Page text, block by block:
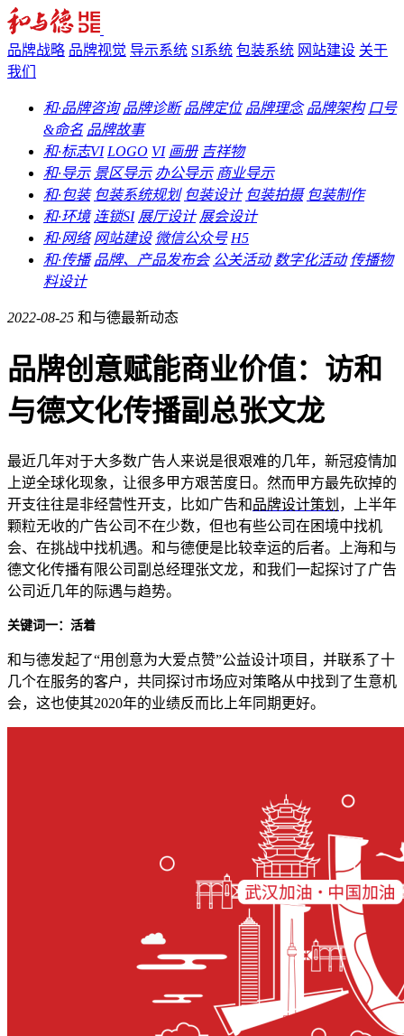
品牌战略 品牌视觉 导示系统 SI系统 包装系统 网站建设 关于
我们
和·品牌咨询 品牌诊断 品牌定位 品牌理念 品牌架构 口号
&命名 品牌故事
和·标志VI LOGO VI 画册 吉祥物
和·导示 景区导示 办公导示 商业导示
和·包装 包装系统规划 包装设计 包装拍摄 包装制作
和·环境 连锁SI 展厅设计 展会设计
和·网络 网站建设 微信公众号 H5
和·传播 品牌、产品发布会 公关活动 数字化活动 传播物
料设计
2022-08-25 和与德最新动态
品牌创意赋能商业价值：访和
与德文化传播副总张文龙
最近几年对于大多数广告人来说是很艰难的几年，新冠疫情加
上逆全球化现象，让很多甲方艰苦度日。然而甲方最先砍掉的
开支往往是非经营性开支，比如广告和品牌设计策划 ，上半年
颗粒无收的广告公司不在少数，但也有些公司在困境中找机
会、在挑战中找机遇。和与德便是比较幸运的后者。上海和与
德文化传播有限公司副总经理张文龙，和我们一起探讨了广告
公司近几年的际遇与趋势。
关键词一：活着
和与德发起了“用创意为大爱点赞”公益设计项目，并联系了十
几个在服务的客户，共同探讨市场应对策略从中找到了生意机
会，这也使其2020年的业绩反而比上年同期更好。